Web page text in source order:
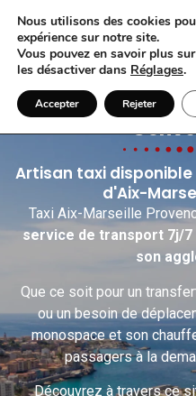
Taxi Aix-
Artisan taxi
d'Aix-
Taxi Aix-Marseille
service de transport 7j/7
son
Que ce soit pour un
ou un besoin de
monospace et son
passagers à la
Découvrez à travers ce
Nous utilisons des cookies
expérience sur notre site.
Vous pouvez en savoir plus
les désactiver dans Réglages.
Accepter Rejeter